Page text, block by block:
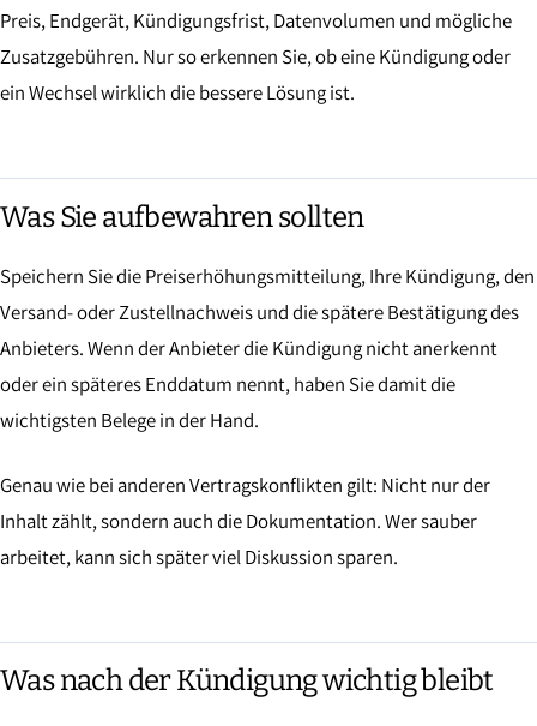
Preis, Endgerät, Kündigungsfrist, Datenvolumen und mögliche
Zusatzgebühren. Nur so erkennen Sie, ob eine Kündigung oder
ein Wechsel wirklich die bessere Lösung ist.
Was Sie aufbewahren sollten
Speichern Sie die Preiserhöhungsmitteilung, Ihre Kündigung, den
Versand- oder Zustellnachweis und die spätere Bestätigung des
Anbieters. Wenn der Anbieter die Kündigung nicht anerkennt
oder ein späteres Enddatum nennt, haben Sie damit die
wichtigsten Belege in der Hand.
Genau wie bei anderen Vertragskonflikten gilt: Nicht nur der
Inhalt zählt, sondern auch die Dokumentation. Wer sauber
arbeitet, kann sich später viel Diskussion sparen.
Was nach der Kündigung wichtig bleibt